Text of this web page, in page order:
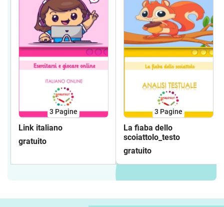
3 Pagine
Link italiano
gratuito
3 Pagine
La fiaba dello
scoiattolo_testo
gratuito